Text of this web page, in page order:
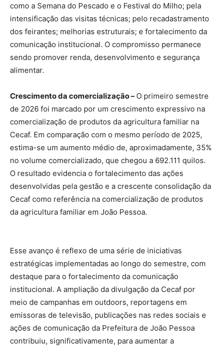
como a Semana do Pescado e o Festival do Milho; pela
intensificação das visitas técnicas; pelo recadastramento
dos feirantes; melhorias estruturais; e fortalecimento da
comunicação institucional. O compromisso permanece
sendo promover renda, desenvolvimento e segurança
alimentar.
Crescimento da comercialização – O primeiro semestre
de 2026 foi marcado por um crescimento expressivo na
comercialização de produtos da agricultura familiar na
Cecaf. Em comparação com o mesmo período de 2025,
estima-se um aumento médio de, aproximadamente, 35%
no volume comercializado, que chegou a 692.111 quilos.
O resultado evidencia o fortalecimento das ações
desenvolvidas pela gestão e a crescente consolidação da
Cecaf como referência na comercialização de produtos
da agricultura familiar em João Pessoa.
Esse avanço é reflexo de uma série de iniciativas
estratégicas implementadas ao longo do semestre, com
destaque para o fortalecimento da comunicação
institucional. A ampliação da divulgação da Cecaf por
meio de campanhas em outdoors, reportagens em
emissoras de televisão, publicações nas redes sociais e
ações de comunicação da Prefeitura de João Pessoa
contribuiu, significativamente, para aumentar a